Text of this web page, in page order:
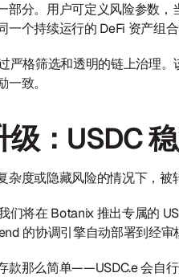
部分。用户可定义风险参数
一个持续运行的 DeFi 资产组
严格筛选和透明的链上治理
致。
：USDC
杂度或隐藏风险的情况下，被
们将在 Botanix 推出专属的
的协调引擎自动部署到经审
款那么简单——USDC.e 会自